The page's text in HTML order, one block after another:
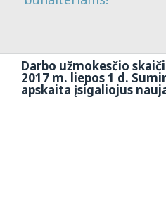
Darbo užmokesčio
2017 m. liepos 1 d.
apskaita įsigaliojus